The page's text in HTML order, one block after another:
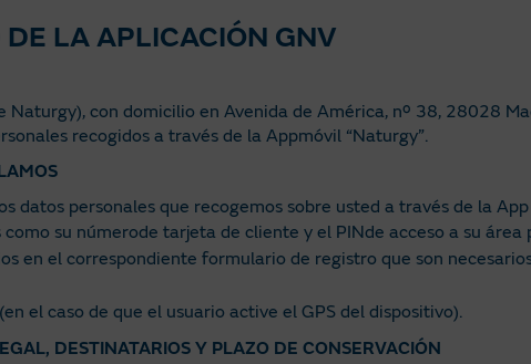
LA APLICACIÓN GNV
Naturgy), con domicilio en Avenida de América, nº 38, 28028
recogidos a través de la Appmóvil “Naturgy”.
datos personales que recogemos sobre usted a través de la
como su númerode tarjeta de cliente y el PINde acceso a su
en el correspondiente formulario de registro que son
el caso de que el usuario active el GPS del dispositivo).
DESTINATARIOS Y PLAZO DE CONSERVACIÓN